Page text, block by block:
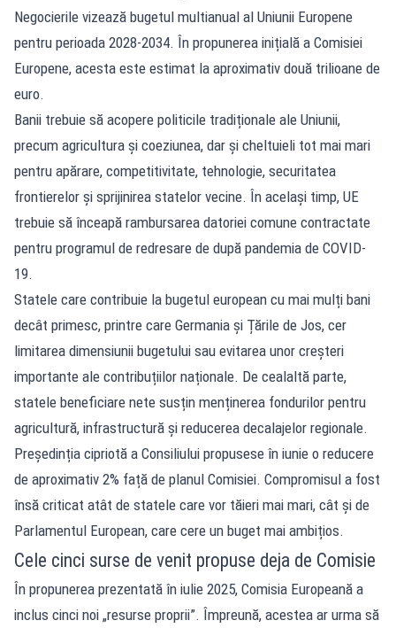
Negocierile vizează bugetul multianual al Uniunii Europene
pentru perioada 2028-2034. În propunerea inițială a Comisiei
Europene, acesta este estimat la aproximativ două trilioane de
euro.
Banii trebuie să acopere politicile tradiționale ale Uniunii,
precum agricultura și coeziunea, dar și cheltuieli tot mai mari
pentru apărare, competitivitate, tehnologie, securitatea
frontierelor și sprijinirea statelor vecine. În același timp, UE
trebuie să înceapă rambursarea datoriei comune contractate
pentru programul de redresare de după pandemia de COVID-
19.
Statele care contribuie la bugetul european cu mai mulți bani
decât primesc, printre care Germania și Țările de Jos, cer
limitarea dimensiunii bugetului sau evitarea unor creșteri
importante ale contribuțiilor naționale. De cealaltă parte,
statele beneficiare nete susțin menținerea fondurilor pentru
agricultură, infrastructură și reducerea decalajelor regionale.
Președinția cipriotă a Consiliului propusese în iunie o reducere
de aproximativ 2% față de planul Comisiei. Compromisul a fost
însă criticat atât de statele care vor tăieri mai mari, cât și de
Parlamentul European, care cere un buget mai ambițios.
Cele cinci surse de venit propuse deja de Comisie
În propunerea prezentată în iulie 2025, Comisia Europeană a
inclus cinci noi „resurse proprii”. Împreună, acestea ar urma să